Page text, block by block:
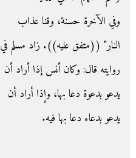
وفي الآخرة حسنة، وقنا عذاب
النار‏"‏ ‏(‏‏(‏متفق عليه‏)‏‏)‏‏.‏ زاد مسلم في
روايته قال‏:‏ وكان أنس إذا أراد أن
يدعو بدعوة دعا بها، وإذا أراد أن
يدعو بدعاء دعا بها فيه‏.‏